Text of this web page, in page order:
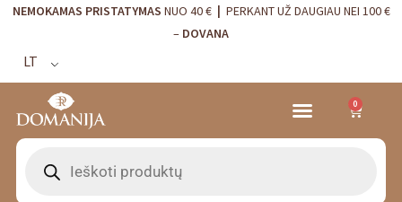
NEMOKAMAS PRISTATYMAS NUO 40 € | PERKANT UŽ DAUGIAU NEI 100 €
– DOVANA
LT
0